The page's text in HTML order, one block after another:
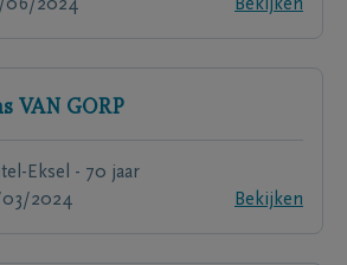
06/2024
Bekijken
VAN GORP
Eksel - 70 jaar
03/2024
Bekijken